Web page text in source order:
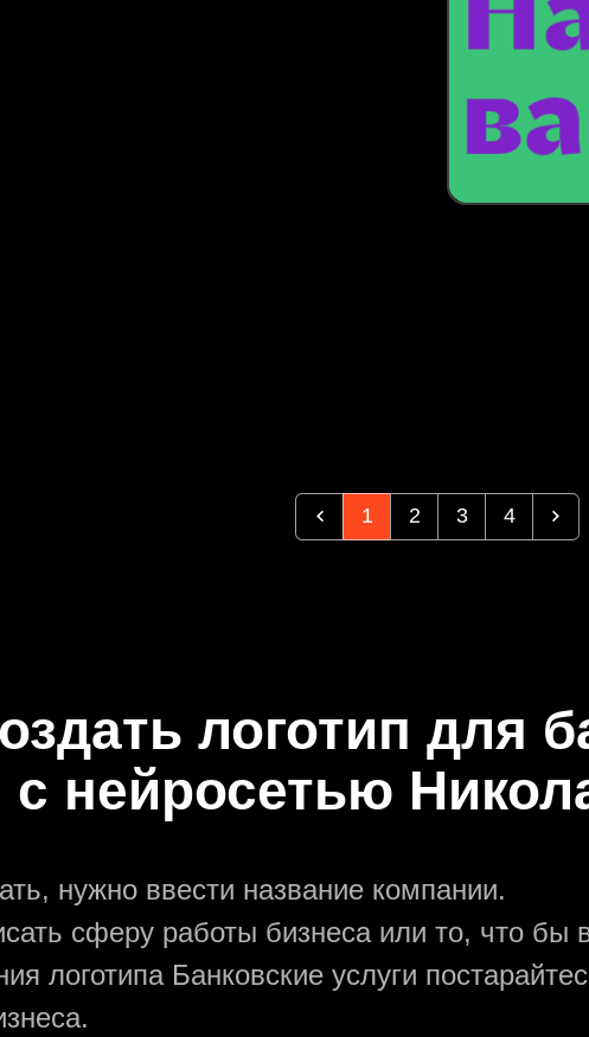
1 2 3 4
логотип для
с нейросетью
нужно ввести название компании.
сферу работы бизнеса или то, что бы
логотипа Банковские услуги